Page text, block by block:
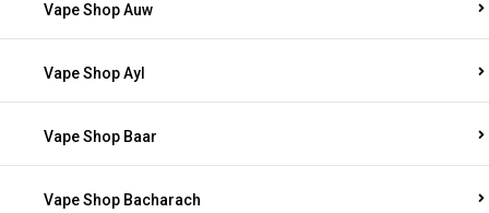
Vape Shop Auw
Vape Shop Ayl
Vape Shop Baar
Vape Shop Bacharach